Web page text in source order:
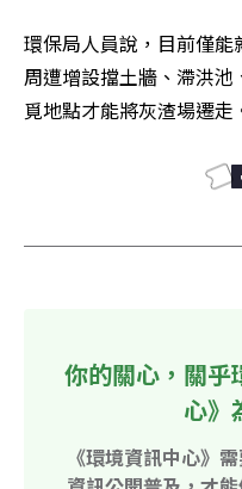
環保局人員說，目前僅
周遭增設擋土牆、滯洪
覓地點才能將灰渣場遷走
你的關心，關
心》
《環境資訊中心》